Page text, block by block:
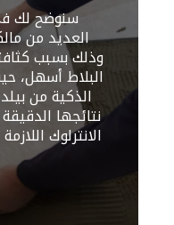
سنوضح لك
العديد من
وذلك بسبب
البلاط أسهل،
الذكية من
نتائجها
الانترلوك